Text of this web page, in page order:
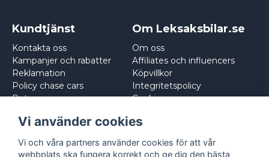
Kundtjänst
Kontakta oss
Kampanjer och rabatter
Reklamation
Policy chase cars
Returnera
Om Leksaksbilar.se
Om oss
Affiliates och influencers
Köpvillkor
Integritetspolicy
Cookies
Vi använder cookies
Vi och våra partners använder cookies för att vår
webbplats ska fungera korrekt och ge dig den bästa